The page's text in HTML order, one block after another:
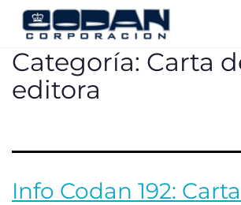
Categoría: Carta
editora
Info Codan 192: